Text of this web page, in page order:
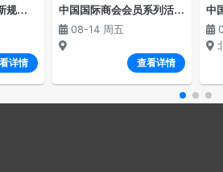
“
中国对外投资ODI新规解读与深圳企业赴APEC市场投资并购法律风险防范”线上专题讲座
详情
中
国国际商会会员系列活动--国别沙龙 俄罗斯专场经贸交流会
08-14 周五
查看详情